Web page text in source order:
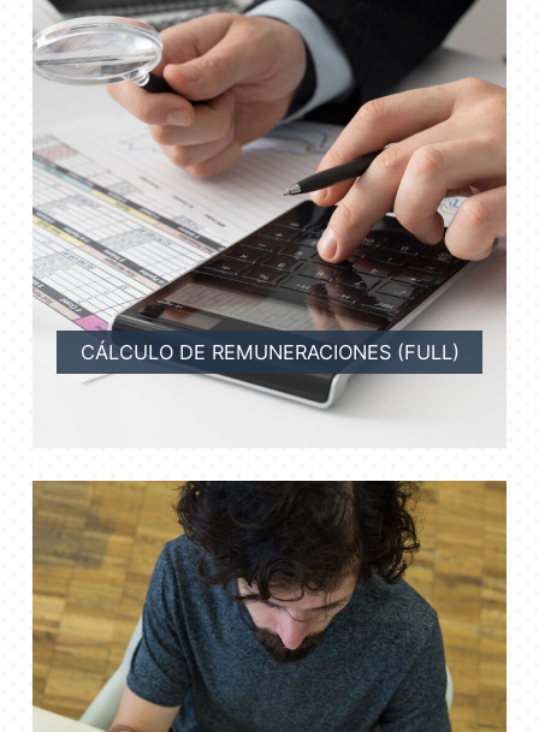
CÁLCULO DE REMUNERACIONES (FULL)